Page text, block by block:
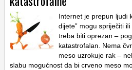
Internet je prepun ljudi
dijete” mogu spriječiti
treba biti oprezan –
katastrofalan. Nema
meso uzrokuje rak –
slabu mogućnost da bi crveno meso